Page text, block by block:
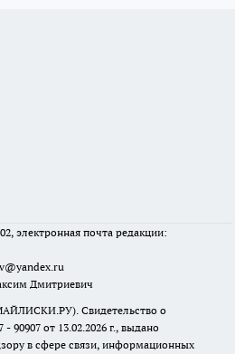
электронная почта редакции:
Дмитриевич
Свидетельство о
от 13.02.2026 г., выдано
в сфере связи, информационных